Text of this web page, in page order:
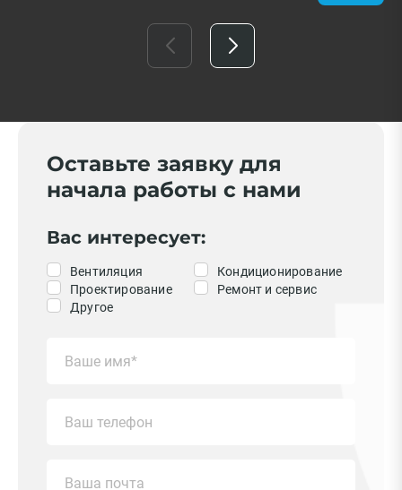
Оставьте заявку для
начала работы с нами
Вас интересует:
Вентиляция
Кондиционирование
Проектирование
Ремонт и сервис
Другое